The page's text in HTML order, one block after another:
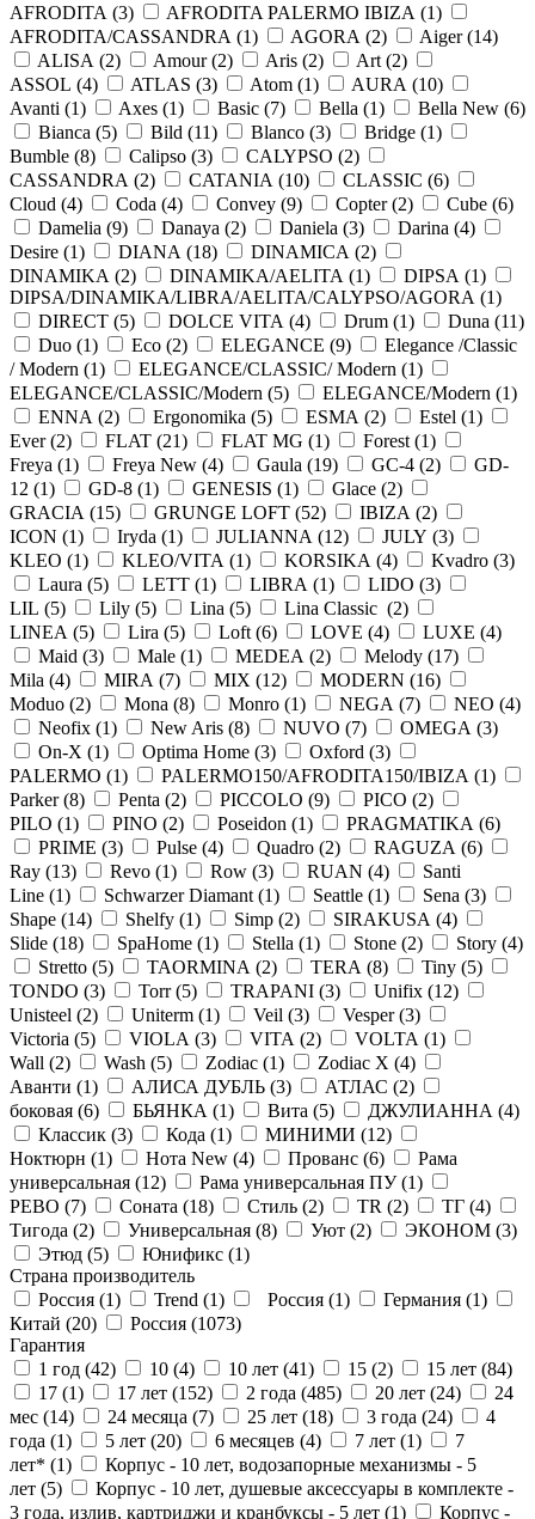
AFRODITA (3) AFRODITA PALERMO IBIZA (1)
AFRODITA/CASSANDRA (1) AGORA (2) Aiger (14)
ALISA (2) Amour (2) Aris (2) Art (2)
ASSOL (4) ATLAS (3) Atom (1) AURA (10)
Avanti (1) Axes (1) Basic (7) Bella (1) Bella New (6)
Bianca (5) Bild (11) Blanco (3) Bridge (1)
Bumble (8) Calipso (3) CALYPSO (2)
CASSANDRA (2) CATANIA (10) CLASSIC (6)
Cloud (4) Coda (4) Convey (9) Copter (2) Cube (6)
Damelia (9) Danaya (2) Daniela (3) Darina (4)
Desire (1) DIANA (18) DINAMICA (2)
DINAMIKA (2) DINAMIKA/AELITA (1) DIPSA (1)
DIPSA/DINAMIKA/LIBRA/AELITA/CALYPSO/AGORA (1)
DIRECT (5) DOLCE VITA (4) Drum (1) Duna (11)
Duo (1) Eco (2) ELEGANCE (9)
Elegance /Classic
/ Modern (1) ELEGANCE/CLASSIC/ Modern (1)
ELEGANCE/CLASSIC/Modern (5) ELEGANCE/Modern (1)
ENNA (2) Ergonomika (5) ESMA (2) Estel (1)
Ever (2) FLAT (21) FLAT MG (1) Forest (1)
Freya (1) Freya New (4) Gaula (19) GC-4 (2)
GD-
12 (1) GD-8 (1) GENESIS (1) Glace (2)
GRACIA (15) GRUNGE LOFT (52) IBIZA (2)
ICON (1) Iryda (1) JULIANNA (12) JULY (3)
KLEO (1) KLEO/VITA (1) KORSIKA (4) Kvadro (3)
Laura (5) LETT (1) LIBRA (1) LIDO (3)
LIL (5) Lily (5) Lina (5) Lina Classic (2)
LINEA (5) Lira (5) Loft (6) LOVE (4) LUXE (4)
Maid (3) Male (1) MEDEA (2) Melody (17)
Mila (4) MIRA (7) MIX (12) MODERN (16)
Moduo (2) Mona (8) Monro (1) NEGA (7) NEO (4)
Neofix (1) New Aris (8) NUVO (7) OMEGA (3)
On-X (1) Optima Home (3) Oxford (3)
PALERMO (1) PALERMO150/AFRODITA150/IBIZA (1)
Parker (8) Penta (2) PICCOLO (9) PICO (2)
PILO (1) PINO (2) Poseidon (1) PRAGMATIKA (6)
PRIME (3) Pulse (4) Quadro (2) RAGUZA (6)
Ray (13) Revo (1) Row (3) RUAN (4)
Santi
Line (1) Schwarzer Diamant (1) Seattle (1) Sena (3)
Shape (14) Shelfy (1) Simp (2) SIRAKUSA (4)
Slide (18) SpaHome (1) Stella (1) Stone (2) Story (4)
Stretto (5) TAORMINA (2) TERA (8) Tiny (5)
TONDO (3) Torr (5) TRAPANI (3) Unifix (12)
Unisteel (2) Uniterm (1) Veil (3) Vesper (3)
Victoria (5) VIOLA (3) VITA (2) VOLTA (1)
Wall (2) Wash (5) Zodiac (1) Zodiac X (4)
Аванти (1) АЛИСА ДУБЛЬ (3) АТЛАС (2)
боковая (6) БЬЯНКА (1) Вита (5) ДЖУЛИАННА (4)
Классик (3) Кода (1) МИНИМИ (12)
Ноктюрн (1) Нота New (4) Прованс (6)
Рама
универсальная (12) Рама универсальная ПУ (1)
РЕВО (7) Соната (18) Стиль (2) ТR (2) ТГ (4)
Тигода (2) Универсальная (8) Уют (2) ЭКОНОМ (3)
Этюд (5) Юнификс (1)
Страна производитель
Россия (1) Trend (1) Россия (1) Германия (1)
Китай (20) Россия (1073)
Гарантия
1 год (42) 10 (4) 10 лет (41) 15 (2) 15 лет (84)
17 (1) 17 лет (152) 2 года (485) 20 лет (24)
24
мес (14) 24 месяца (7) 25 лет (18) 3 года (24)
4
года (1) 5 лет (20) 6 месяцев (4) 7 лет (1)
7
лет* (1)
Корпус - 10 лет, водозапорные механизмы - 5
лет (5)
Корпус - 10 лет, душевые аксессуары в комплекте -
3 года, излив, картриджи и кранбуксы - 5 лет (1) Корпус -